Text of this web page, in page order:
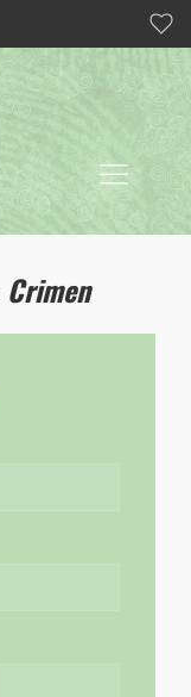
Crimen